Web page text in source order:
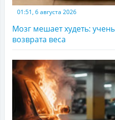
01:51, 6 августа 2026
Мозг мешает худеть:
возврата веса